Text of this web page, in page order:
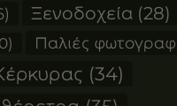
Ξενοδοχεία (28)
Παλιές
(34)